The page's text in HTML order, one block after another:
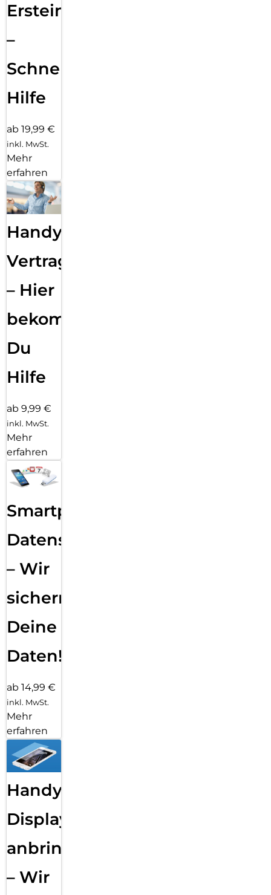
Ersteinrichtung
–
Schnelle
Hilfe
ab 19,99 €
inkl. MwSt.
Mehr
erfahren
Handy
Vertragsabwicklung
– Hier
bekommst
Du
Hilfe
ab 9,99 €
inkl. MwSt.
Mehr
erfahren
Smartphone
Datensicherung
– Wir
sichern
Deine
Daten!
ab 14,99 €
inkl. MwSt.
Mehr
erfahren
Handy
Displayfolie
anbringen
– Wir